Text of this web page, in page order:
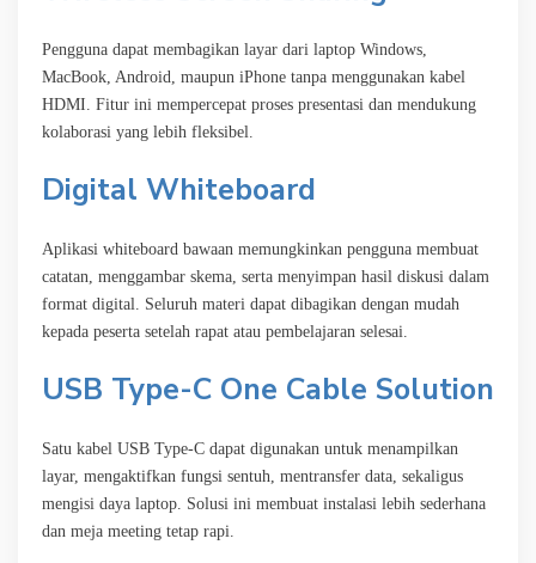
Pengguna dapat membagikan layar dari laptop Windows,
MacBook, Android, maupun iPhone tanpa menggunakan kabel
HDMI. Fitur ini mempercepat proses presentasi dan mendukung
kolaborasi yang lebih fleksibel.
Digital Whiteboard
Aplikasi whiteboard bawaan memungkinkan pengguna membuat
catatan, menggambar skema, serta menyimpan hasil diskusi dalam
format digital. Seluruh materi dapat dibagikan dengan mudah
kepada peserta setelah rapat atau pembelajaran selesai.
USB Type-C One Cable Solution
Satu kabel USB Type-C dapat digunakan untuk menampilkan
layar, mengaktifkan fungsi sentuh, mentransfer data, sekaligus
mengisi daya laptop. Solusi ini membuat instalasi lebih sederhana
dan meja meeting tetap rapi.